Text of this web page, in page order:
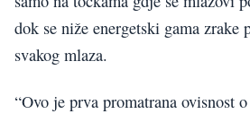
dok se niže energetski gama zrake
svakog mlaza.
“Ovo je prva promatrana ovisnost